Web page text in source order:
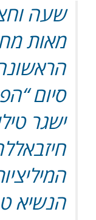
שעה
מאות
סיום
ישגר
הנשיא